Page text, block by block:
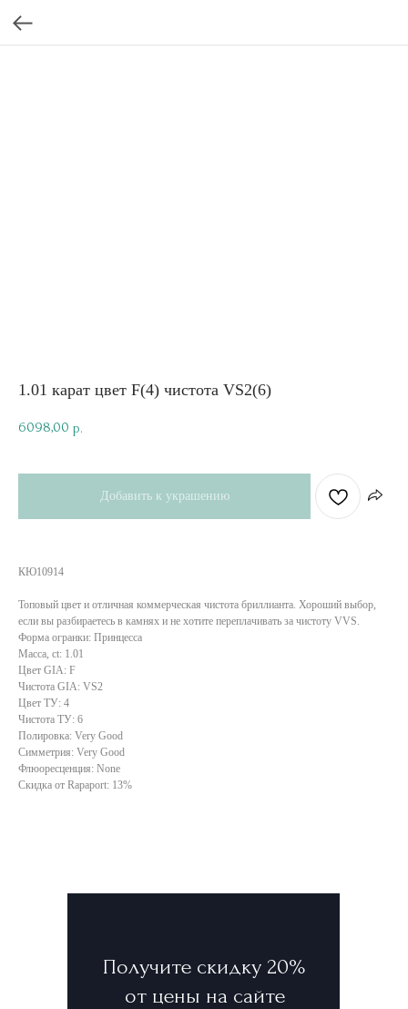
1.01 карат цвет F(4) чистота VS2(6)
6098,00 р.
Добавить к украшению
КЮ10914
Топовый цвет и отличная коммерческая чистота бриллианта. Хороший выбор,
если вы разбираетесь в камнях и не хотите переплачивать за чистоту VVS.
Форма огранки: Принцесса
Масса, ct: 1.01
Цвет GIA: F
Чистота GIA: VS2
Цвет ТУ: 4
Чистота ТУ: 6
Полировка: Very Good
Симметрия: Very Good
Флюоресценция: None
Скидка от Rapaport: 13%
Получите скидку 20%
от цены на сайте